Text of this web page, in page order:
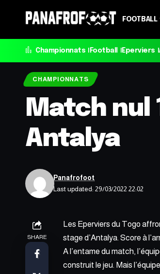
FOOTBALL
Championnats Football Eperviers
CHAMPIONNATS
Match nul
Antalya
Last updated: 29/03/2022 22:02
Panafrofoot
SHARE
Les Eperviers du Togo
stage d’Antalya. Score à
A l’entame du match,
construit le jeu. Mais